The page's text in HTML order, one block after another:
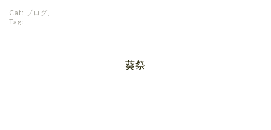
Cat: ブログ
Tag:
葵祭